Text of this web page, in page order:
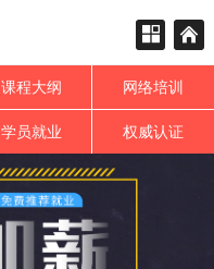
课程大纲 网络培训
学员就业 权威认证